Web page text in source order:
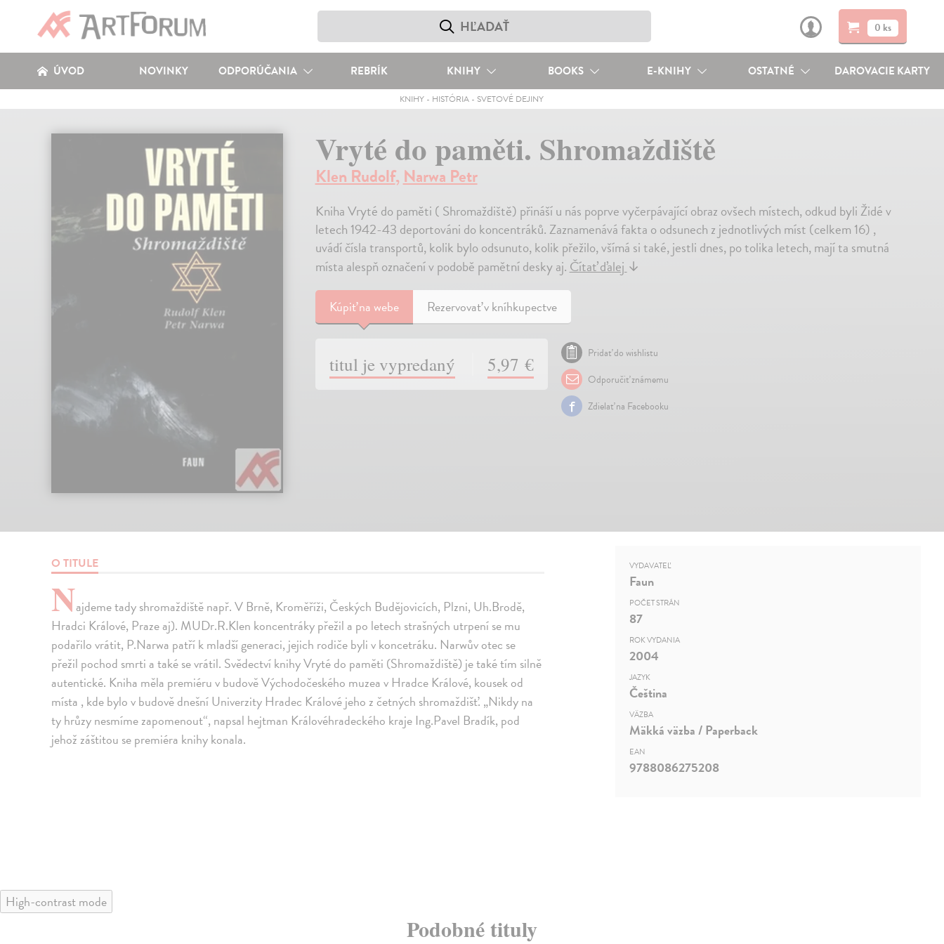
0 ks
ÚVOD NOVINKY ODPORÚČANIA REBRÍK KNIHY BOOKS E-KNIHY OSTATNÉ DAROVACIE KARTY
KNIHY - HISTÓRIA - SVETOVÉ DEJINY
Vryté do paměti. Shromaždiště
Klen Rudolf, Narwa Petr
Kniha Vryté do paměti ( Shromaždiště) přináší u nás poprve vyčerpávající obraz ovšech místech, odkud byli Židé v
letech 1942-43 deportováni do koncentráků. Zaznamenává fakta o odsunech z jednotlivých míst (celkem 16) ,
uvádí čísla transportů, kolik bylo odsunuto, kolik přežilo, všímá si také, jestli dnes, po tolika letech, mají ta smutná
místa alespň označení v podobě pamětní desky aj.Čítať ďalej↓
Kúpiťna webe Rezervovať v kníhkupectve
titul je vypredaný 5,97 €
Pridať do wishlistu
Odporučiť známemu
Zdielať na Facebooku
O TITULE
Najdeme tady shromaždiště např. V Brně, Kroměříži, Českých Budějovicích, Plzni, Uh.Brodě,
Hradci Králové, Praze aj). MUDr.R.Klen koncentráky přežil a po letech strašných utrpení se mu
podařilo vrátit, P.Narwa patří k mladší generaci, jejich rodiče byli v koncetráku. Narwův otec se
přežil pochod smrti a také se vrátil. Svědectví knihy Vryté do paměti (Shromaždiště) je také tím silně
autentické. Kniha měla premiéru v budově Východočeského muzea v Hradce Králové, kousek od
místa , kde bylo v budově dnešní Univerzity Hradec Králové jeho z četných shromaždišť. „Nikdy na
ty hrůzy nesmíme zapomenout“, napsal hejtman Královéhradeckého kraje Ing.Pavel Bradík, pod
jehož záštitou se premiéra knihy konala.
VYDAVATEĽ
Faun
POČET STRÁN
87
ROK VYDANIA
2004
JAZYK
Čeština
VÄZBA
Mäkká väzba / Paperback
EAN
9788086275208
High-contrast mode
Podobné tituly